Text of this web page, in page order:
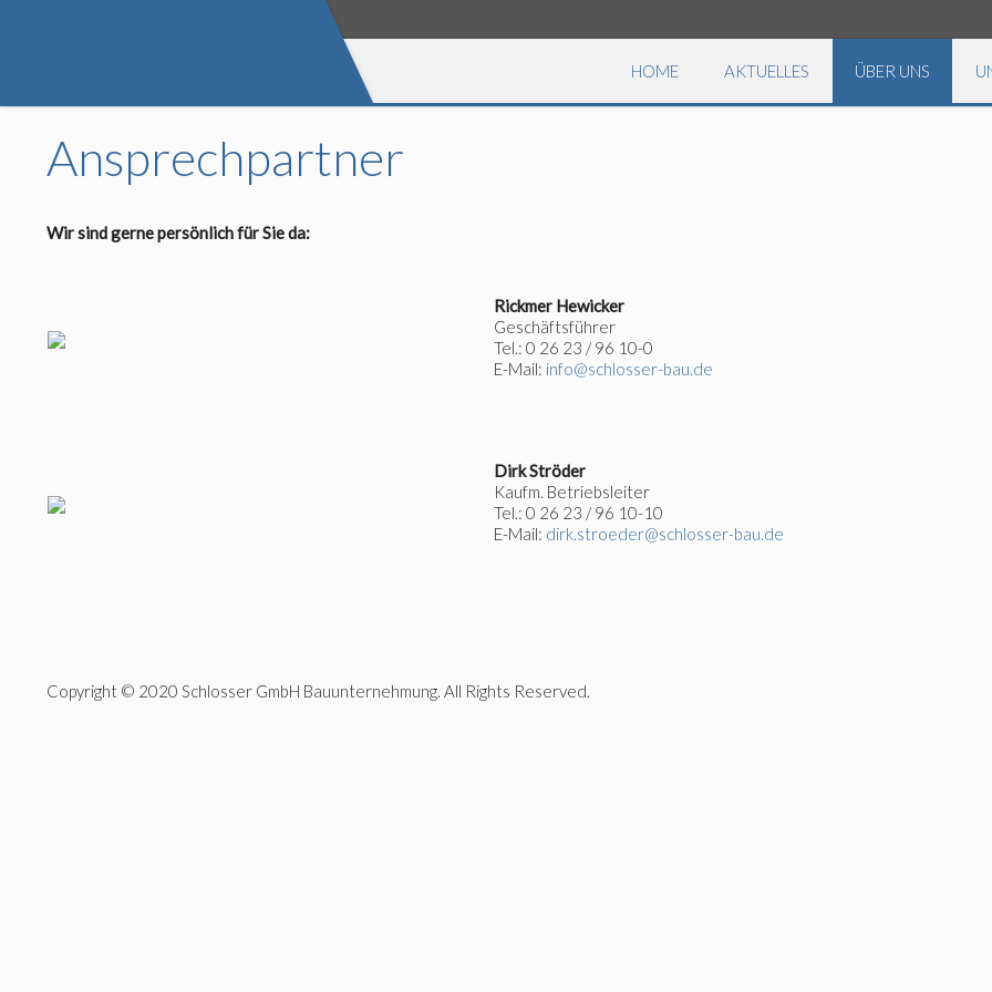
HOME AKTUELLES ÜBER UNS
Ansprechpartner
Wir sind gerne persönlich für Sie da:
Rickmer Hewicker
Geschäftsführer
Tel.: 0 26 23 / 96 10-0
E-Mail: info@schlosser-bau.de
Dirk Ströder
Kaufm. Betriebsleiter
Tel.: 0 26 23 / 96 10-10
E-Mail: dirk.stroeder@schlosser-bau.de
Copyright © 2020 Schlosser GmbH Bauunternehmung. All Rights Reserved.